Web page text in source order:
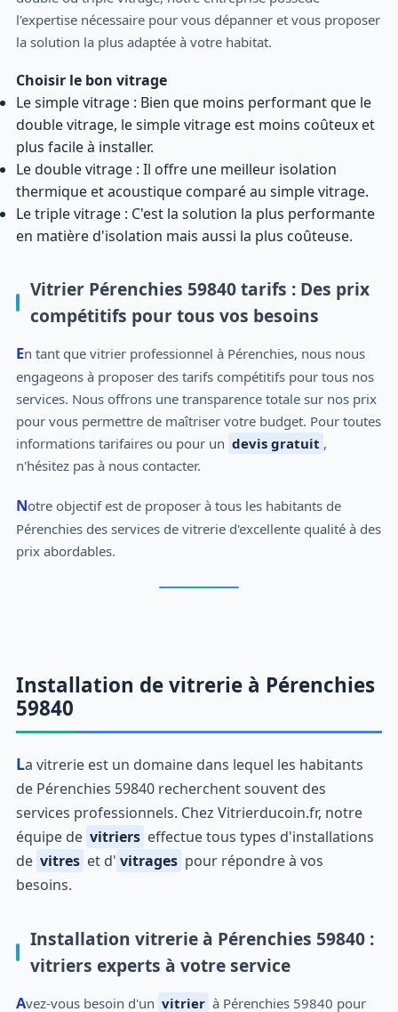
l'expertise nécessaire pour vous dépanner et vous proposer
la solution la plus adaptée à votre habitat.
Choisir le bon vitrage
Le simple vitrage : Bien que moins performant que le
double vitrage, le simple vitrage est moins coûteux et
plus facile à installer.
Le double vitrage : Il offre une meilleur isolation
thermique et acoustique comparé au simple vitrage.
Le triple vitrage : C'est la solution la plus performante
en matière d'isolation mais aussi la plus coûteuse.
Vitrier Pérenchies 59840 tarifs : Des prix
compétitifs pour tous vos besoins
En tant que vitrier professionnel à Pérenchies, nous nous
engageons à proposer des tarifs compétitifs pour tous nos
services. Nous offrons une transparence totale sur nos prix
pour vous permettre de maîtriser votre budget. Pour toutes
informations tarifaires ou pour un devis gratuit ,
n'hésitez pas à nous contacter.
Notre objectif est de proposer à tous les habitants de
Pérenchies des services de vitrerie d'excellente qualité à des
prix abordables.
Installation de vitrerie à Pérenchies
59840
La vitrerie est un domaine dans lequel les habitants
de Pérenchies 59840 recherchent souvent des
services professionnels. Chez Vitrierducoin.fr, notre
équipe de vitriers effectue tous types d'installations
de vitres et d' vitrages pour répondre à vos
besoins.
Installation vitrerie à Pérenchies 59840 :
vitriers experts à votre service
Avez-vous besoin d'un vitrier à Pérenchies 59840 pour